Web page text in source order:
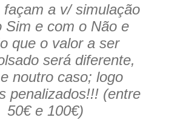
a v/ simulação
Sim e com o Nãoe
que o valor a ser
será diferente,
noutro caso; logo
penalizados!!! (entre
50€ e 100€)